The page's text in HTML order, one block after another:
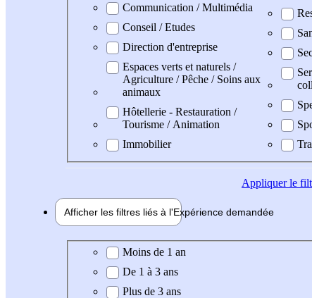
Communication / Multimédia
Conseil / Etudes
Direction d'entreprise
Espaces verts et naturels /
Agriculture / Pêche / Soins aux
animaux
Hôtellerie - Restauration /
Tourisme / Animation
Immobilier
Appliquerle
Afficher les filtres liés à l'Expérience demandée
Expérience demandée
Moins de 1 an
De 1 à 3 ans
Plus de 3 ans